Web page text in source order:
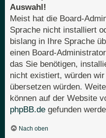
Auswahl!
Meist hat die Board-
Sprache nicht installiert
bislang in Ihre Sprache
einen Board-
das Sie benötigen,
nicht existiert, würden
übersetzen würden.
können auf der Website
phpBB.de gefunden
Nach oben